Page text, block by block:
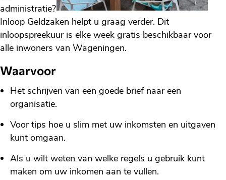
administratie?
Inloop Geldzaken helpt u graag verder. Dit
inloopspreekuur is elke week gratis beschikbaar voor
alle inwoners van Wageningen.
Waarvoor
Het schrijven van een goede brief naar een
organisatie.
Voor tips hoe u slim met uw inkomsten en uitgaven
kunt omgaan.
Als u wilt weten van welke regels u gebruik kunt
maken om uw inkomen aan te vullen.